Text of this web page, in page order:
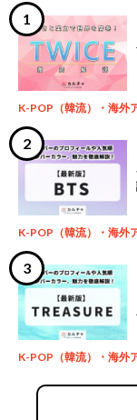
K-POP（韓流）・海外
K-POP（韓流）・海外
K-POP（韓流）・海外